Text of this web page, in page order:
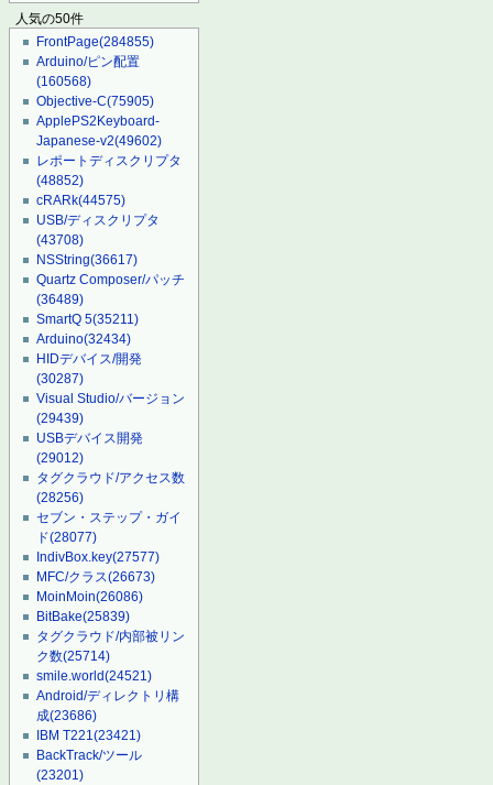
人気の50件
FrontPage(284855)
Arduino/ピン配置
(160568)
Objective-C(75905)
ApplePS2Keyboard-
Japanese-v2(49602)
レポートディスクリプタ
(48852)
cRARk(44575)
USB/ディスクリプタ
(43708)
NSString(36617)
Quartz Composer/パッチ
(36489)
SmartQ 5(35211)
Arduino(32434)
HIDデバイス/開発
(30287)
Visual Studio/バージョン
(29439)
USBデバイス開発
(29012)
タグクラウド/アクセス数
(28256)
セブン・ステップ・ガイ
ド(28077)
IndivBox.key(27577)
MFC/クラス(26673)
MoinMoin(26086)
BitBake(25839)
タグクラウド/内部被リン
ク数(25714)
smile.world(24521)
Android/ディレクトリ構
成(23686)
IBM T221(23421)
BackTrack/ツール
(23201)